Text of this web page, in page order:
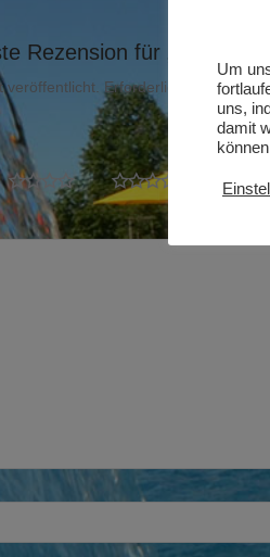
Rezension für
veröffentlicht. Erforderliche Felder
Um
uns,
damit